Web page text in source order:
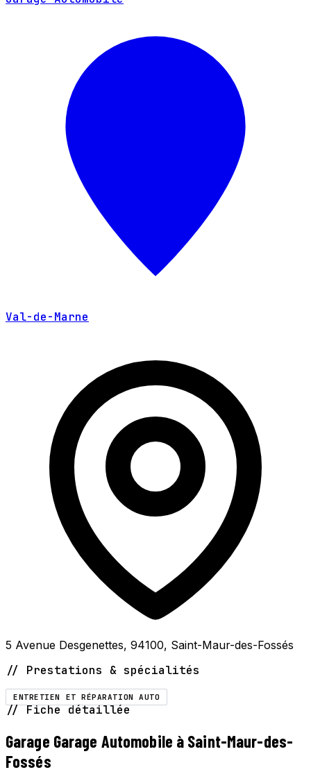
Val-de-Marne
5 Avenue Desgenettes, 94100, Saint-Maur-des-Fossés
// Prestations & spécialités
ENTRETIEN ET RÉPARATION AUTO
// Fiche détaillée
Garage Garage Automobile à Saint-Maur-des-
Fossés